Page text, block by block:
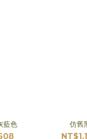
藍色 仿舊